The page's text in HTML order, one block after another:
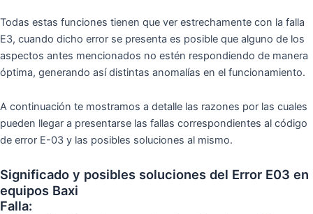
Todas estas funciones tienen que ver estrechamente con la falla
E3, cuando dicho error se presenta es posible que alguno de los
aspectos antes mencionados no estén respondiendo de manera
óptima, generando así distintas anomalías en el funcionamiento.
A continuación te mostramos a detalle las razones por las cuales
pueden llegar a presentarse las fallas correspondientes al código
de error E-03 y las posibles soluciones al mismo.
Significado y posibles soluciones del Error E03 en
equipos Baxi
Falla: